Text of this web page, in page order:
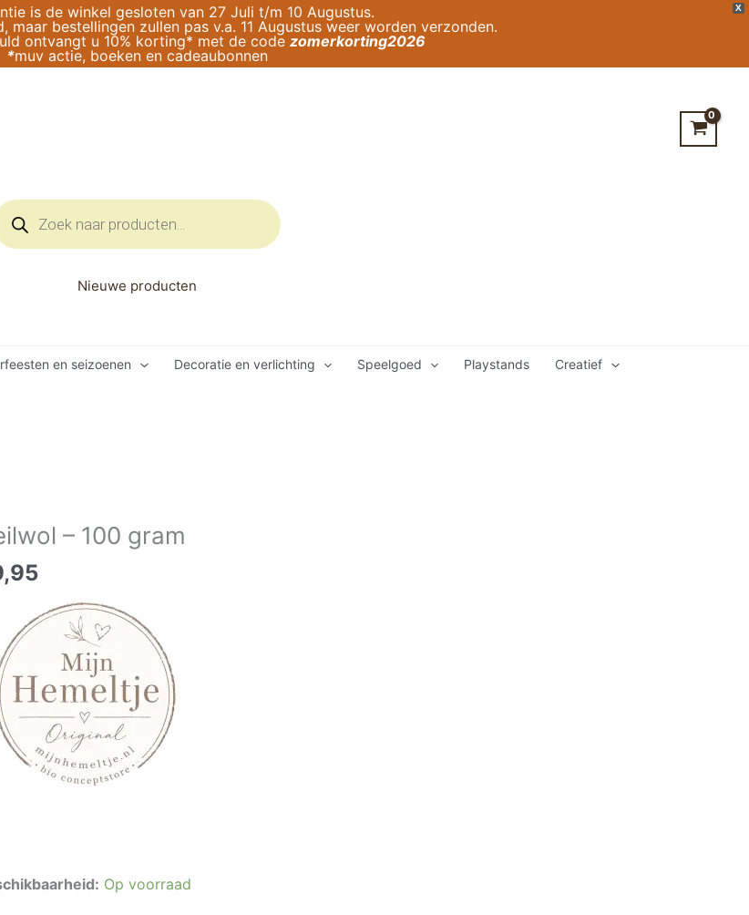
X
is de winkel gesloten van 27 Juli t/m 10 Augustus.
maar bestellingen zullen pas v.a. 11 Augustus weer worden verzonden.
ontvangt u 10% korting* met de code zomerkorting2026
*muv actie, boeken en cadeaubonnen
Producten
Nieuwe producten
en seizoenen Decoratie en verlichting Speelgoed Playstands Creatief
– 100 gram
Op voorraad